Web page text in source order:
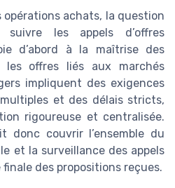
opérations achats, la question
les appels d’offres
d’abord à la maîtrise des
les offres liés aux marchés
impliquent des exigences
et des délais stricts,
rigoureuse et centralisée.
donc couvrir l’ensemble du
et la surveillance des appels
finale des propositions reçues.